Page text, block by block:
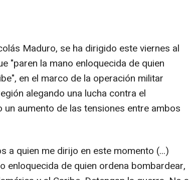
Maduro, se ha dirigido este viernes al
"paren la mano enloquecida de quien
en el marco de la operación militar
alegando una lucha contra el
aumento de las tensiones entre ambos
a quien me dirijo en este momento (...)
enloquecida de quien ordena bombardear,